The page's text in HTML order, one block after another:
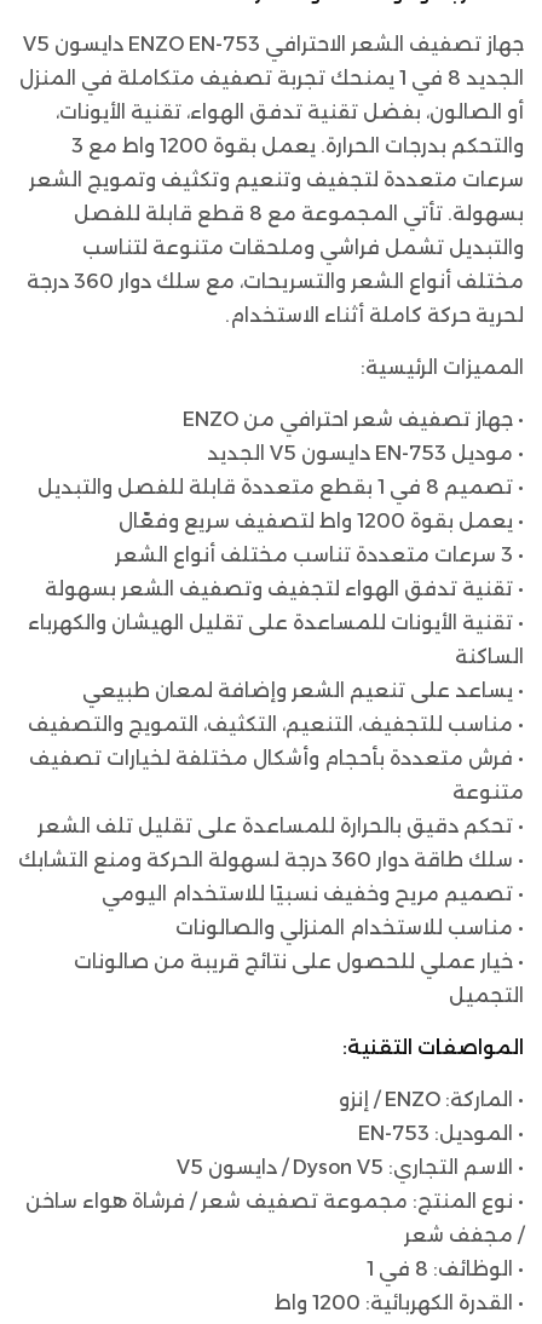
جهاز تصفيف الشعر الاحترافي ENZO EN-753 دايسون V5
الجديد 8 في 1 يمنحك تجربة تصفيف متكاملة في المنزل
أو الصالون، بفضل تقنية تدفق الهواء، تقنية الأيونات،
والتحكم بدرجات الحرارة. يعمل بقوة 1200 واط مع 3
سرعات متعددة لتجفيف وتنعيم وتكثيف وتمويج الشعر
بسهولة. تأتي المجموعة مع 8 قطع قابلة للفصل
والتبديل تشمل فراشي وملحقات متنوعة لتناسب
مختلف أنواع الشعر والتسريحات، مع سلك دوار 360 درجة
لحرية حركة كاملة أثناء الاستخدام.
المميزات الرئيسية:
• جهاز تصفيف شعر احترافي من ENZO
• موديل EN-753 دايسون V5 الجديد
• تصميم 8 في 1 بقطع متعددة قابلة للفصل والتبديل
• يعمل بقوة 1200 واط لتصفيف سريع وفعّال
• 3 سرعات متعددة تناسب مختلف أنواع الشعر
• تقنية تدفق الهواء لتجفيف وتصفيف الشعر بسهولة
• تقنية الأيونات للمساعدة على تقليل الهيشان والكهرباء
الساكنة
• يساعد على تنعيم الشعر وإضافة لمعان طبيعي
• مناسب للتجفيف، التنعيم، التكثيف، التمويج والتصفيف
• فرش متعددة بأحجام وأشكال مختلفة لخيارات تصفيف
متنوعة
• تحكم دقيق بالحرارة للمساعدة على تقليل تلف الشعر
• سلك طاقة دوار 360 درجة لسهولة الحركة ومنع التشابك
• تصميم مريح وخفيف نسبيًا للاستخدام اليومي
• مناسب للاستخدام المنزلي والصالونات
• خيار عملي للحصول على نتائج قريبة من صالونات
التجميل
المواصفات التقنية:
• الماركة: ENZO / إنزو
• الموديل: EN-753
• الاسم التجاري: Dyson V5 / دايسون V5
• نوع المنتج: مجموعة تصفيف شعر / فرشاة هواء ساخن
/ مجفف شعر
• الوظائف: 8 في 1
• القدرة الكهربائية: 1200 واط